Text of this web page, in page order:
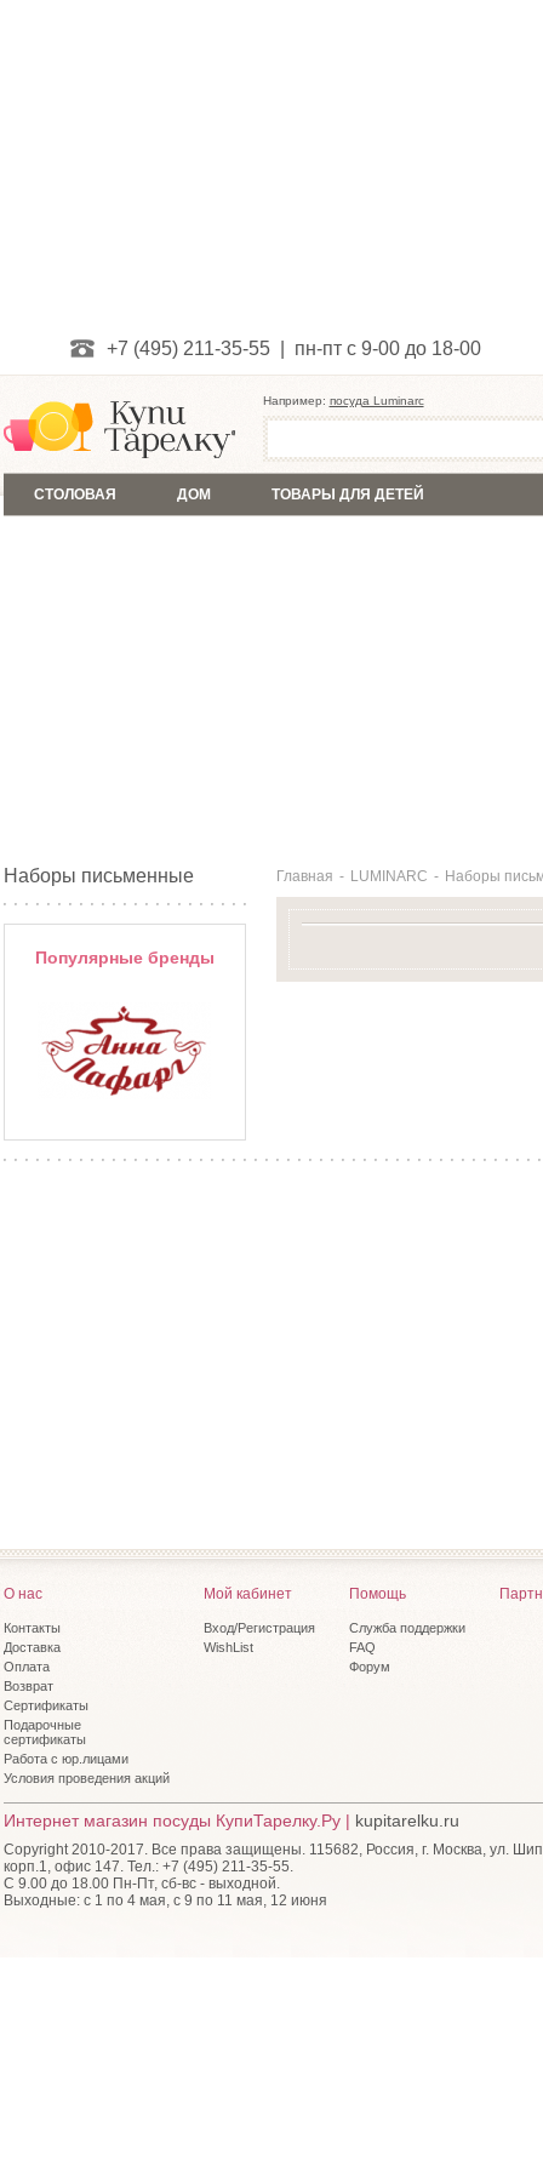
+7 (495) 211-35-55 | пн-пт с 9-00 до 18-00
Например: посуда Luminarc
СТОЛОВАЯ ДОМ ТОВАРЫ ДЛЯ ДЕТЕЙ
Наборы письменные
Популярные бренды
Главная - LUMINARC - Наборы
О нас
Контакты
Доставка
Оплата
Возврат
Сертификаты
Подарочные
сертификаты
Работа с юр.лицами
Условия проведения акций
Мой кабинет
Вход/Регистрация
WishList
Помощь
Служба поддержки
FAQ
Форум
Интернет магазин посуды КупиТарелку.Ру | kupitarelku.ru
Copyright 2010-2017. Все права защищены. 115682, Россия, г. Москва, ул.
корп.1, офис 147. Тел.: +7 (495) 211-35-55.
С 9.00 до 18.00 Пн-Пт, сб-вс - выходной.
Выходные: с 1 по 4 мая, с 9 по 11 мая, 12 июня